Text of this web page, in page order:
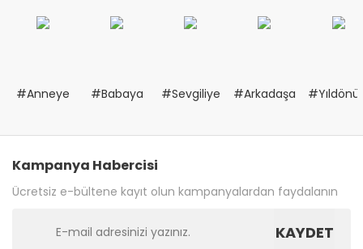
#Anneye #Babaya #Sevgiliye #Arkadaşa
Kampanya Habercisi
Ücretsiz e-bültene kayıt olun kampanyalardan faydalanın
KAYDET